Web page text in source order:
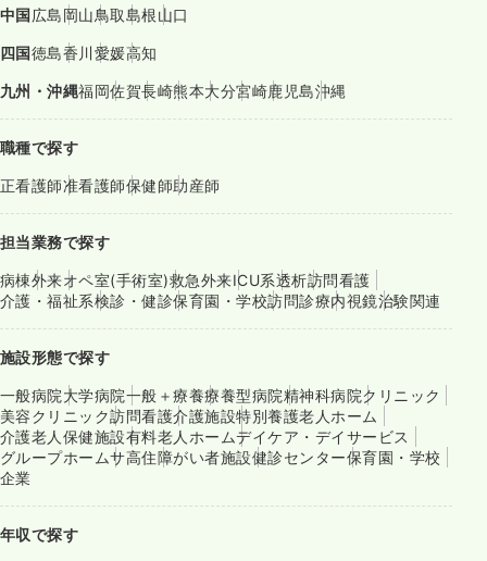
中国広島岡山鳥取島根山口
四国徳島香川愛媛高知
九州・沖縄福岡佐賀長崎熊本大分宮崎鹿児島沖縄
職種で探す
正看護師准看護師保健師助産師
担当業務で探す
病棟外来オペ室(手術室)救急外来ICU系透析訪問看護
介護・福祉系検診・健診保育園・学校訪問診療内視鏡治験関連
施設形態で探す
一般病院大学病院一般＋療養療養型病院精神科病院クリニック
美容クリニック訪問看護介護施設特別養護老人ホーム
介護老人保健施設有料老人ホームデイケア・デイサービス
グループホームサ高住障がい者施設健診センター保育園・学校
企業
年収で探す